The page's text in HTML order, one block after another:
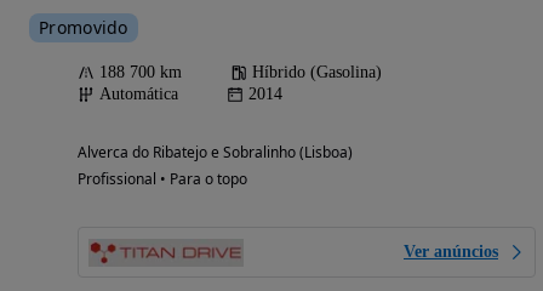
Promovido
188 700 km
Híbrido (Gasolina)
Automática
2014
Alverca do Ribatejo e Sobralinho (Lisboa)
Profissional • Para o topo
Ver anúncios